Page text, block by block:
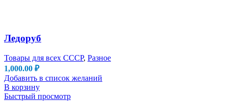
Ледоруб
Товары для всех СССР, Разное
1,000.00 ₽
Добавить в список желаний
В корзину
Быстрый просмотр